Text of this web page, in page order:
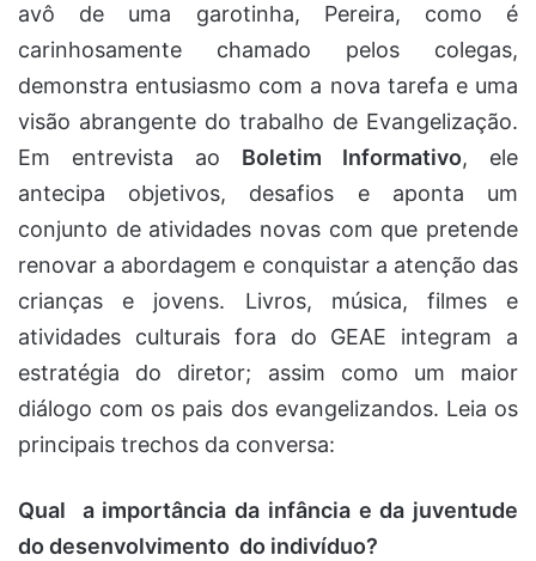
avô de uma garotinha, Pereira, como é
carinhosamente chamado pelos colegas,
demonstra entusiasmo com a nova tarefa e uma
visão abrangente do trabalho de Evangelização.
Em entrevista ao Boletim Informativo, ele
antecipa objetivos, desafios e aponta um
conjunto de atividades novas com que pretende
renovar a abordagem e conquistar a atenção das
crianças e jovens. Livros, música, filmes e
atividades culturais fora do GEAE integram a
estratégia do diretor; assim como um maior
diálogo com os pais dos evangelizandos. Leia os
principais trechos da conversa:
Qual a importância da infância e da juventude
do desenvolvimento do indivíduo?